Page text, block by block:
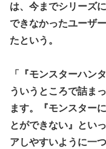
は、今までシリーズ
できなかったユーザ
たという。
「『モンスターハン
ういうところで詰ま
ます。『モンスター
とができない』とい
アしやすいように一